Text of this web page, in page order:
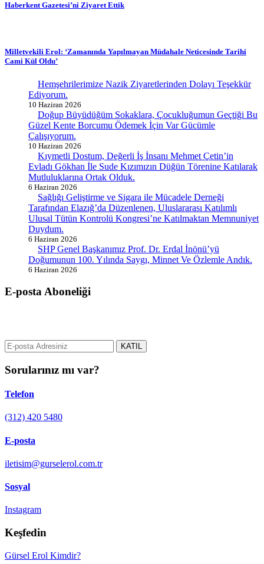
Haberkent Gazetesi’ni Ziyaret Ettik
Milletvekili Erol: ‘Zamanında Yapılmayan Müdahale Neticesinde Tarihi
Cami Kül Oldu’
Hemşehrilerimize Nazik Ziyaretlerinden Dolayı Teşekkür
Ediyorum.
10 Haziran 2026
Doğup Büyüdüğüm Sokaklara, Çocukluğumun Geçtiği Bu
Güzel Kente Borcumu Ödemek İçin Var Gücümle
Çalışıyorum.
10 Haziran 2026
Kıymetli Dostum, Değerli İş İnsanı Mehmet Çetin’in
Evladı Gökhan İle Sude Kızımızın Düğün Törenine Katılarak
Mutluluklarına Ortak Olduk.
6 Haziran 2026
Sağlığı Geliştirme ve Sigara ile Mücadele Derneği
Tarafından Elazığ’da Düzenlenen, Uluslararası Katılımlı
Ulusal Tütün Kontrolü Kongresi’ne Katılmaktan Memnuniyet
Duydum.
6 Haziran 2026
SHP Genel Başkanımız Prof. Dr. Erdal İnönü’yü
Doğumunun 100. Yılında Saygı, Minnet Ve Özlemle Andık.
6 Haziran 2026
E-posta Aboneliği
KATIL
Sorularınız mı var?
Telefon
(312) 420 5480
E-posta
iletisim@gurselerol.com.tr
Sosyal
Instagram
Keşfedin
Gürsel Erol Kimdir?